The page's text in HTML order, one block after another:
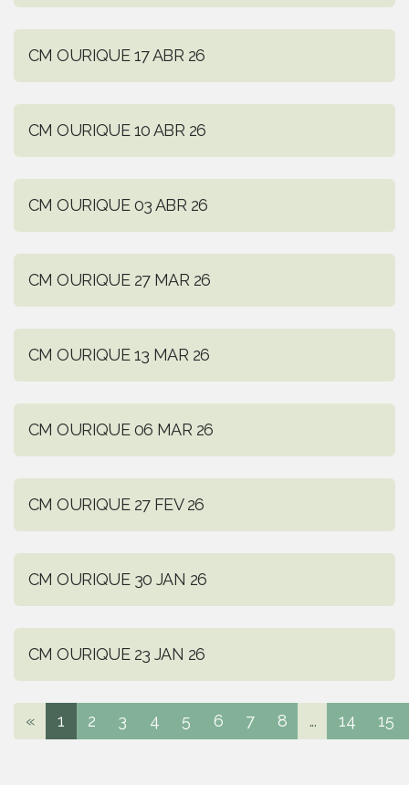
CM OURIQUE 17 ABR 26
CM OURIQUE 10 ABR 26
CM OURIQUE 03 ABR 26
CM OURIQUE 27 MAR 26
CM OURIQUE 13 MAR 26
CM OURIQUE 06 MAR 26
CM OURIQUE 27 FEV 26
CM OURIQUE 30 JAN 26
CM OURIQUE 23 JAN 26
« 1 2 3 4 5 6 7 8 ... 14 15